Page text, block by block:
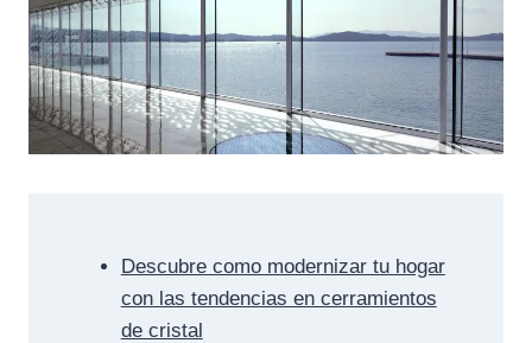
Descubre como modernizar tu hogar
con las tendencias en cerramientos
de cristal